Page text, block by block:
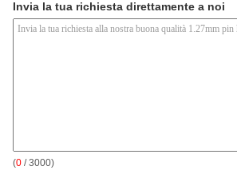
Invia la tua richiesta direttamente a noi
(0 / 3000)